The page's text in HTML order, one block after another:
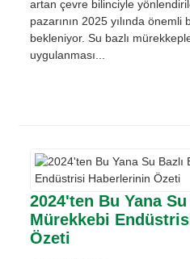
artan çevre bilinciyle
pazarının 2025 yılında
bekleniyor. Su bazlı
uygulanması...
2024'ten Bu Yana Su
Mürekkebi
Özeti